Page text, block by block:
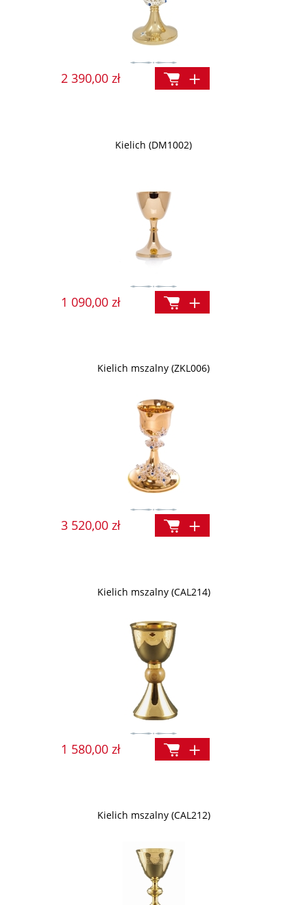
2 390,00 zł
Kielich (DM1002)
1 090,00 zł
Kielich mszalny (ZKL006)
3 520,00 zł
Kielich mszalny (CAL214)
1 580,00 zł
Kielich mszalny (CAL212)